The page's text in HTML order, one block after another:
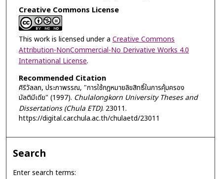
Creative Commons License
This work is licensed under a Creative Commons
Attribution-NonCommercial-No Derivative Works 4.0
International License.
Recommended Citation
ศิริวัลลภ, ประภาพรรณ, "การใช้กฎหมายลิขสิทธิ์ในการคุ้มครอง
มัลติมีเดีย" (1997). Chulalongkorn University Theses and
Dissertations (Chula ETD). 23011.
https://digital.car.chula.ac.th/chulaetd/23011
Search
Enter search terms: